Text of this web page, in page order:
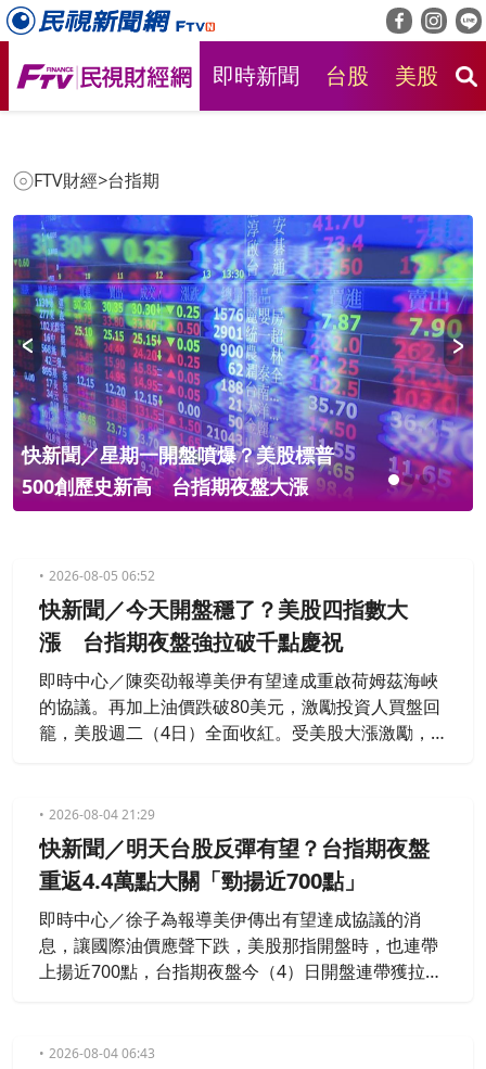
即時新聞 台股 美股
FTV財經>台指期
快新聞／星期一開盤噴爆？美股標普
500創歷史新高 台指期夜盤大漲
2026-08-05 06:52
快新聞／今天開盤穩了？美股四指數大
漲 台指期夜盤強拉破千點慶祝
即時中心／陳奕劭報導美伊有望達成重啟荷姆茲海峽
的協議。再加上油價跌破80美元，激勵投資人買盤回
籠，美股週二（4日）全面收紅。受美股大漲激勵，
2026-08-04 21:29
快新聞／明天台股反彈有望？台指期夜盤
重返4.4萬點大關「勁揚近700點」
即時中心／徐子為報導美伊傳出有望達成協議的消
息，讓國際油價應聲下跌，美股那指開盤時，也連帶
上揚近700點，台指期夜盤今（4）日開盤連帶獲拉
2026-08-04 06:43